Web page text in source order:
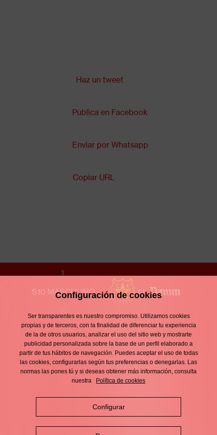
Haz un tweet
Publica en Facebook
Enviar por Whatsapp
Copiar URL
1
S10 MASCULINO
Enllaços
d'interès
Contacto
Footer
menu
Aviso legal
Política de privacidad
Política de cookies
Política de redes
sociales
Configuración de cookies
Ser transparentes es nuestro compromiso. Utilizamos cookies
propias y de terceros, con la finalidad de diferenciar tu experiencia
de la de otros usuarios, analizar el uso del sitio web y mostrarte
publicidad personalizada sobre la base de un perfil elaborado a
partir de tus hábitos de navegación. Puedes aceptar el uso de todas
las cookies, configurarlas según tus preferencias o denegarlas. Las
normas las pones tú y si deseas obtener más información, consulta
nuestra
Política de cookies
Configurar